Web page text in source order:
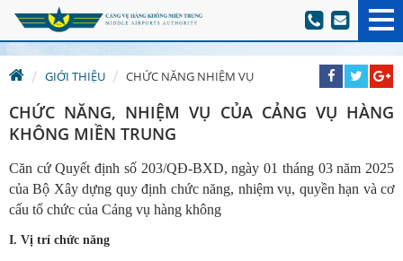
GIỚI THIỆU CHỨC NĂNG NHIỆM VỤ
CHỨC NĂNG, NHIỆM VỤ CỦA CẢNG VỤ HÀNG
KHÔNG MIỀN TRUNG
Căn cứ Quyết định số 203/QĐ-BXD, ngày 01 tháng 03 năm 2025
của Bộ Xây dựng quy định chức năng, nhiệm vụ, quyền hạn và cơ
cấu tổ chức của Cảng vụ hàng không
I. Vị trí chức năng